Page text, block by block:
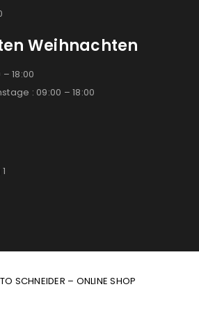
Weihnachten
18:00
: 09:00 – 18:00
SCHNEIDER – ONLINE SHOP